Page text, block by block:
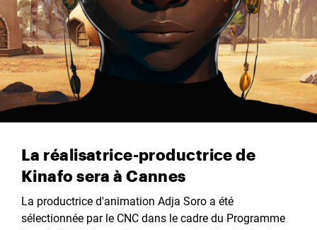
La réalisatrice-productrice de
Kinafo sera à Cannes
La productrice d'animation Adja Soro a été
sélectionnée par le CNC dans le cadre du Programme